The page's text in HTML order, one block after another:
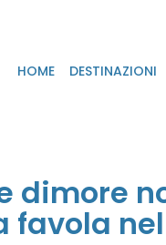
HOME DESTINAZIONI
dimore
favola